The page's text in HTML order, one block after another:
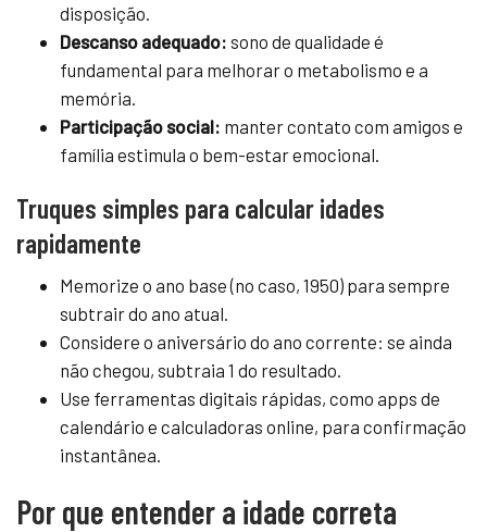
disposição.
Descanso adequado: sono de qualidade é
fundamental para melhorar o metabolismo e a
memória.
Participação social: manter contato com amigos e
família estimula o bem-estar emocional.
Truques simples para calcular idades
rapidamente
Memorize o ano base (no caso, 1950) para sempre
subtrair do ano atual.
Considere o aniversário do ano corrente: se ainda
não chegou, subtraia 1 do resultado.
Use ferramentas digitais rápidas, como apps de
calendário e calculadoras online, para confirmação
instantânea.
Por que entender a idade correta